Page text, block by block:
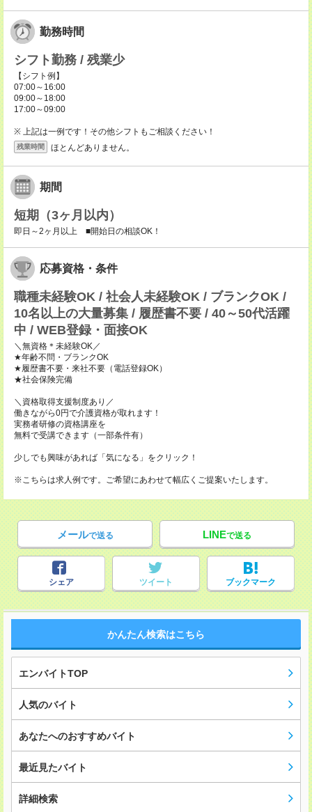
勤務時間
シフト勤務 / 残業少
【シフト例】
07:00～16:00
09:00～18:00
17:00～09:00
※ 上記は一例です！その他シフトもご相談ください！
残業時間 ほとんどありません。
期間
短期（3ヶ月以内）
即日～2ヶ月以上 ■開始日の相談OK！
応募資格・条件
職種未経験OK / 社会人未経験OK / ブランクOK /
10名以上の大量募集 / 履歴書不要 / 40～50代活躍
中 / WEB登録・面接OK
＼無資格＊未経験OK／
★年齢不問・ブランクOK
★履歴書不要・来社不要（電話登録OK）
★社会保険完備
＼資格取得支援制度あり／
働きながら0円で介護資格が取れます！
実務者研修の資格講座を
無料で受講できます（一部条件有）
少しでも興味があれば「気になる」をクリック！
※こちらは求人例です。ご希望にあわせて幅広くご提案いたします。
メールで送る LINEで送る
シェア ツイート ブックマーク
かんたん検索はこちら
エンバイトTOP
人気のバイト
あなたへのおすすめバイト
最近見たバイト
詳細検索